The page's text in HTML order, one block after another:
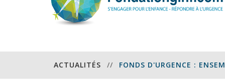
ACTUALITÉS // FONDS D'URGENCE :